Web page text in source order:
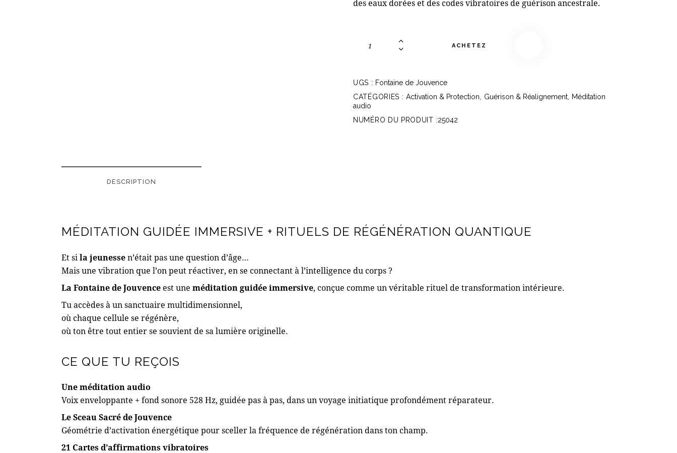
des eaux dorées et des codes vibratoires de guérison ancestrale.
ACHETEZ
UGS : Fontaine de Jouvence
CATÉGORIES :Activation & Protection, Guérison & Réalignement, Méditation
audio
NUMÉRO DU PRODUIT :25042
DESCRIPTION
MÉDITATION GUIDÉE IMMERSIVE + RITUELS DE RÉGÉNÉRATION QUANTIQUE
Et si la jeunessen’était pas une question d’âge…
Mais une vibration que l’on peut réactiver, en se connectant à l’intelligence du corps ?
La Fontaine de Jouvence est une méditation guidée immersive, conçue comme un véritable rituel de transformation intérieure.
Tu accèdes à un sanctuaire multidimensionnel,
où chaque cellule se régénère,
où ton être tout entier se souvient de sa lumière originelle.
CE QUE TU REÇOIS
Une méditation audio
Voix enveloppante + fond sonore 528 Hz, guidée pas à pas, dans un voyage initiatique profondément réparateur.
Le Sceau Sacré de Jouvence
Géométrie d’activation énergétique pour sceller la fréquence de régénération dans ton champ.
21 Cartes d’affirmations vibratoires